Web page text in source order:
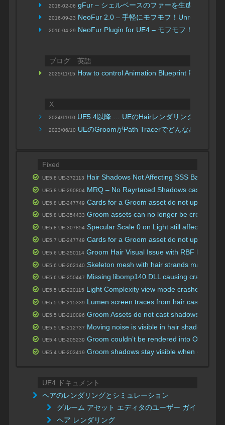
2018-02-06 gFur – シェルベースのファーを生成！Unreal
2016-09-23 NeoFur 2.0 – 手軽にモフモフ！Unreal
2016-04-29 NeoFur Plugin for UE4 – モフモフ！シェル
ブログ 英語
2025/11/15 How to control Animation Blueprint
X
2024/11/10 UE5.4以降 … UEのHairレンダリングの問題ぽ
2023/06/10 UEのGroomがPath Tracerでどんな感じか確
Fixed
UE5.8 UE-372113 Hair Shadows Not Affecting SSS Back
UE5.8 UE-290804 MRQ – No Rayrtaced Shadows casted
UE5.8 UE-247749 Cards for a Groom asset do not update
UE5.8 UE-354433 Groom assets can no longer be created
UE5.8 UE-307854 Specular Scale 0 on Light still affects
UE5.7 UE-247749 Cards for a Groom asset do not update
UE5.6 UE-250114 Groom Hair Visual Issue with RBF
UE5.6 UE-262140 Skeleton mesh with hair strands material
UE5.6 UE-250447 Missing libomp140 DLL causing crashes
UE5.5 UE-220115 Light Complexity view mode crashes if
UE5.5 UE-215339 Lumen screen traces from hair cast
UE5.5 UE-210096 Groom Assets do not cast shadows when
UE5.5 UE-212737 Moving noise is visible in hair shadows
UE5.4 UE-205239 Groom couldn’t be rendered into ObjectID
UE5.4 UE-203419 Groom shadows stay visible when
UE4 ドキュメント
ヘアのレンダリングとシミュレーション
グルーム アセット エディタのユーザー ガイド
ヘア レンダリング